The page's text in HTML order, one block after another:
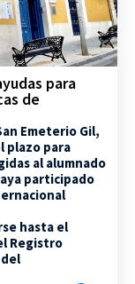
para
de
Emeterio Gil,
plazo para
al alumnado
participado
hasta el
Registro